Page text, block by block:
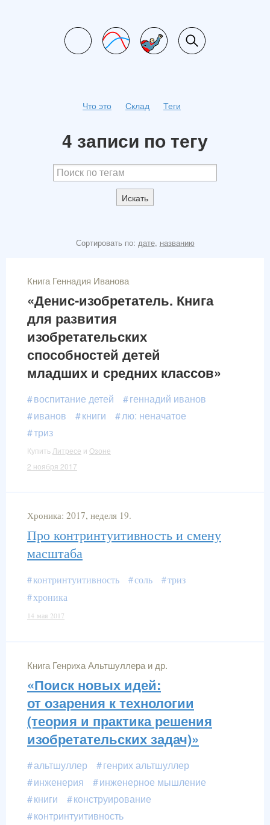
Что это Склад Теги
4 записи по тегу
Искать
Сортировать по: дате, названию
Книга Геннадия Иванова
«Денис-изобретатель. Книга
для развития
изобретательских
способностей детей
младших и средних классов»
воспитание детей
геннадий иванов
иванов
книги
лю: неначатое
триз
Купить Литресе и Озоне
2 ноября 2017
Хроника: 2017, неделя 19.
Про контринтуитивность и смену
масштаба
контринтуитивность соль
триз
хроника
14 мая 2017
Книга Генриха Альтшуллера и др.
«Поиск новых идей:
от озарения к технологии
(теория и практика решения
изобретательских задач)»
альтшуллер
генрих альтшуллер
инженерия
инженерное мышление
книги
конструирование
контринтуитивность